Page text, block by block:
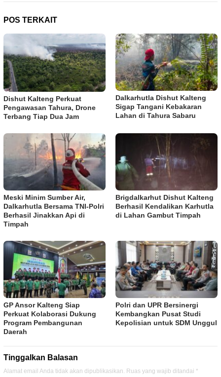
POS TERKAIT
Dishut Kalteng Perkuat
Pengawasan Tahura, Drone
Terbang Tiap Dua Jam
Dalkarhutla Dishut Kalteng
Sigap Tangani Kebakaran
Lahan di Tahura Sabaru
Meski Minim Sumber Air,
Dalkarhutla Bersama TNI-Polri
Berhasil Jinakkan Api di
Timpah
Brigdalkarhut Dishut Kalteng
Berhasil Kendalikan Karhutla
di Lahan Gambut Timpah
GP Ansor Kalteng Siap
Perkuat Kolaborasi Dukung
Program Pembangunan
Daerah
Polri dan UPR Bersinergi
Kembangkan Pusat Studi
Kepolisian untuk SDM Unggul
Tinggalkan Balasan
Alamat email Anda tidak akan dipublikasikan. Ruas yang wajib ditandai *